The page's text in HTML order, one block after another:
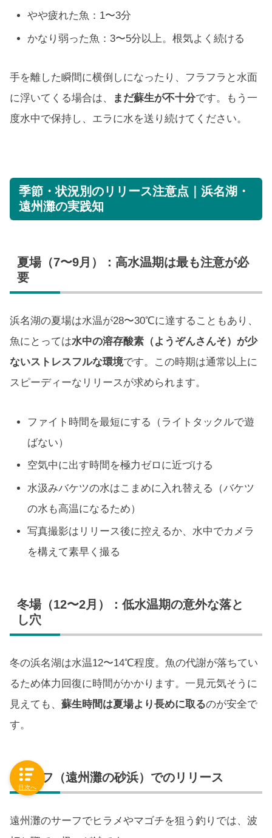
やや疲れた魚：1〜3分
かなり弱った魚：3〜5分以上。根気よく続ける
手を離した瞬間に横倒しになったり、フラフラと水面
に浮いてくる場合は、
まだ蘇生が不十分です。もう一
度水中で保持し、エラに水を送り続けてください。
季節・状況別のリリース注意点｜浜名湖・
遠州灘の実践知
夏場（7〜9月）：高水温期は最も注意が必
要
浜名湖の夏場は水温が28〜30℃に達することもあり、
魚にとっては水中の溶存酸素（ようぞんさんそ）が少
ないストレスフルな環境です。この時期は通常以上に
スピーディーなリリースが求められます。
ファイト時間を最短にする（ライトタックルで遊
ばない）
空気中に出す時間を極力ゼロに近づける
水汲みバケツの水はこまめに入れ替える（バケツ
の水も高温になるため）
写真撮影はリリース後に控えるか、水中でカメラ
を構えて素早く撮る
冬場（12〜2月）：低水温期の意外な落と
し穴
冬の浜名湖は水温12〜14℃程度。魚の代謝が落ちてい
るため体力回復に時間がかかります。一見元気そうに
見えても、 蘇生時間は夏場より長めに取るのが安全で
す。
サーフ（遠州灘の砂浜）でのリリース
遠州灘のサーフでヒラメやマゴチを狙う釣りでは、波
目次へ